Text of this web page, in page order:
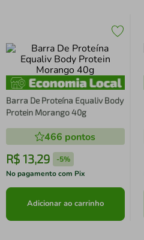
Barra De Proteína Equaliv Body
Protein Morango 40g
466 pontos
R$ 13,29 -5%
No pagamento com Pix
Adicionar ao carrinho